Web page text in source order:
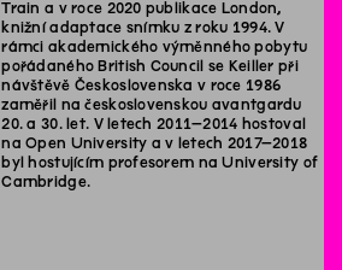
Train a v roce 2020 publikace London,
knižní adaptace snímku z roku 1994. V
rámci akademického výměnného pobytu
pořádaného British Council se Keiller při
návštěvě Československa v roce 1986
zaměřil na československou avantgardu
20. a 30. let. V letech 2011–2014 hostoval
na Open University a v letech 2017–2018
byl hostujícím profesorem na University of
Cambridge.